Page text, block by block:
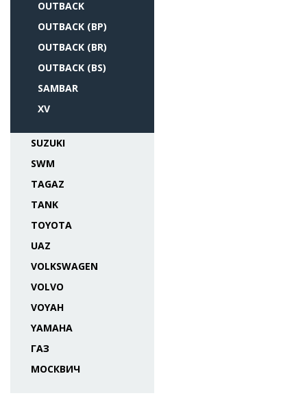
OUTBACK
OUTBACK (BP)
OUTBACK (BR)
OUTBACK (BS)
SAMBAR
XV
SUZUKI
SWM
TAGAZ
TANK
TOYOTA
UAZ
VOLKSWAGEN
VOLVO
VOYAH
YAMAHA
ГАЗ
МОСКВИЧ